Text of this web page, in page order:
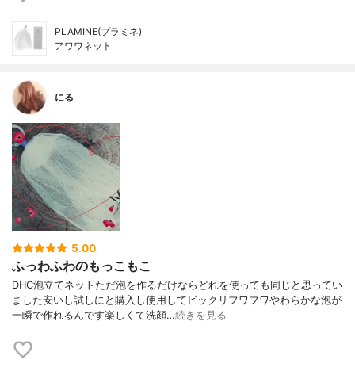
PLAMINE(プラミネ)
アワワネット
にる
5.00
ふっわふわのもっこもこ
DHC泡立てネットただ泡を作るだけならどれを使っても同じと思ってい
ました安いし試しにと購入し使用してビックリフワフワやわらかな泡が
一瞬で作れるんです楽しくて洗顔…続きを見る